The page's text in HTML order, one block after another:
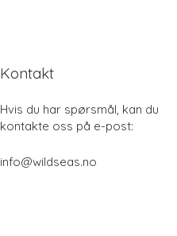
Kontakt
Hvis du har spørsmål, kan du
kontakte oss på e-post:
info@wildseas.no